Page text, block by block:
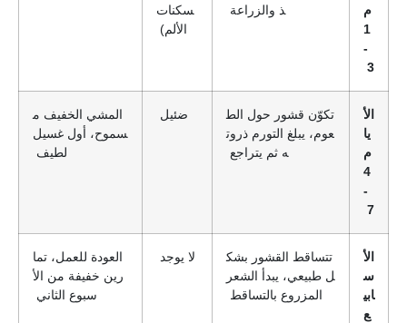
م
1
-
3
ذ والزراعة
سكنات
الألم)
الأ
يا
م
4
-
7
تكوّن قشور حول الط
عوم، يبلغ التورم ذروت
ه ثم يتراجع
ضئيل
المشي الخفيف م
سموح، أول غسيل
لطيف
الأ
س
ابي
ع
تتساقط القشور بشك
ل طبيعي، يبدأ الشعر
المزروع بالتساقط
لا يوجد
العودة للعمل، تما
رين خفيفة من الأ
سبوع الثاني